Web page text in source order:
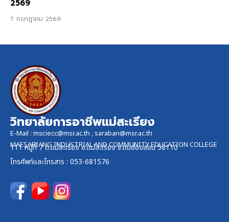
2569
7 กรกฎาคม 2569
วิทยาลัยการอาชีพแม่สะเรียง
E-Mail : msr.iecc@msr.ac.th ,saraban@msr.ac.th
MAESARIANG INDUSTRIAL AND COMMUNITY EDUCATION COLLEGE
111 หมู่ที่ 7 ต.แม่สะเรียง อ.แม่สะเรียง จ.แม่ฮ่องสอน 58110
โทรศัพท์และโทรสาร : 053-681576